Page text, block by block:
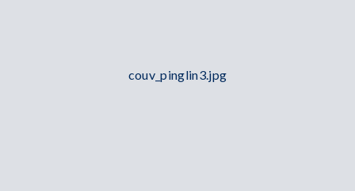
couv_pinglin3.jpg